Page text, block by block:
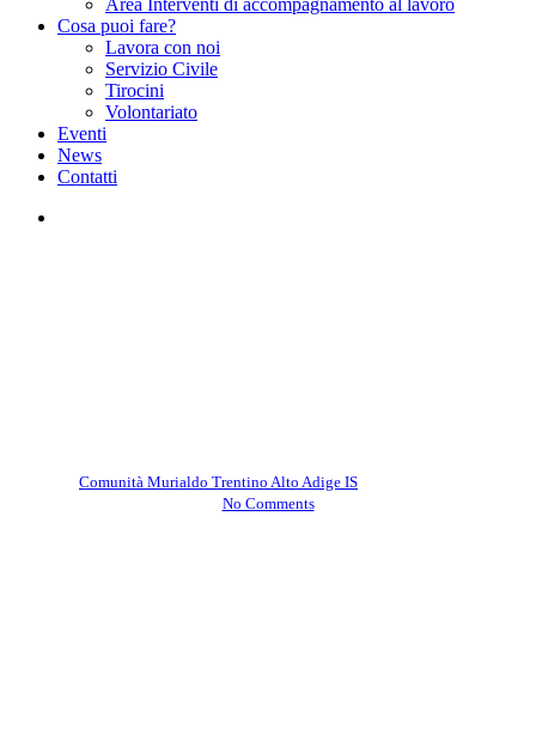
Area Interventi di accompagnamento al lavoro
Cosa puoi fare?
Lavora con noi
Servizio Civile
Tirocini
Volontariato
Eventi
News
Contatti
Comunità Murialdo Trentino Alto Adige IS
No Comments